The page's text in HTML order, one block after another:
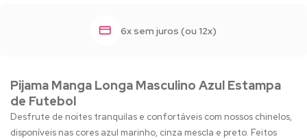
6x sem juros (ou 12x)
Pijama Manga Longa Masculino Azul Estampa
de Futebol
Desfrute de noites tranquilas e confortáveis com nossos chinelos,
disponíveis nas cores azul marinho, cinza mescla e preto. Feitos